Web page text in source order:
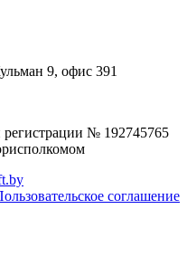
9, офис 391
регистрации № 192745765
соглашение